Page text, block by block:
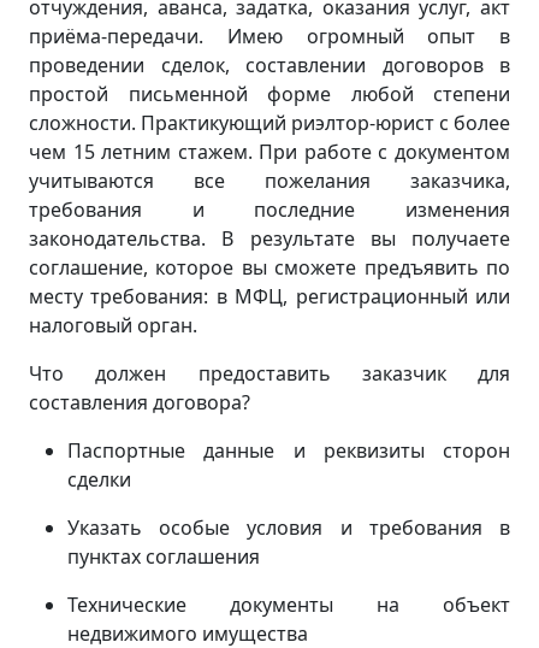
отчуждения, аванса, задатка, оказания услуг, акт
приёма-передачи. Имею огромный опыт в
проведении сделок, составлении договоров в
простой письменной форме любой степени
сложности. Практикующий риэлтор-юрист с более
чем 15 летним стажем. При работе с документом
учитываются все пожелания заказчика,
требования и последние изменения
законодательства. В результате вы получаете
соглашение, которое вы сможете предъявить по
месту требования: в МФЦ, регистрационный или
налоговый орган.
Что должен предоставить заказчик для
составления договора?
Паспортные данные и реквизиты сторон
сделки
Указать особые условия и требования в
пунктах соглашения
Технические документы на объект
недвижимого имущества